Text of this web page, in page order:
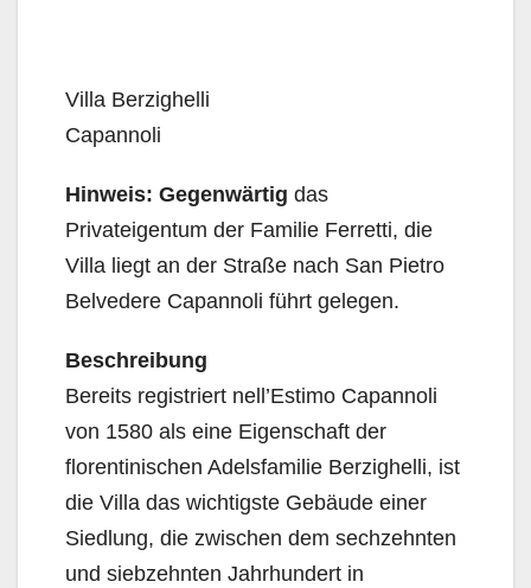
Villa Berzighelli
Capannoli
Hinweis: Gegenwärtig das
Privateigentum der Familie Ferretti, die
Villa liegt an der Straße nach San Pietro
Belvedere Capannoli führt gelegen.
Beschreibung
Bereits registriert nell’Estimo Capannoli
von 1580 als eine Eigenschaft der
florentinischen Adelsfamilie Berzighelli, ist
die Villa das wichtigste Gebäude einer
Siedlung, die zwischen dem sechzehnten
und siebzehnten Jahrhundert in